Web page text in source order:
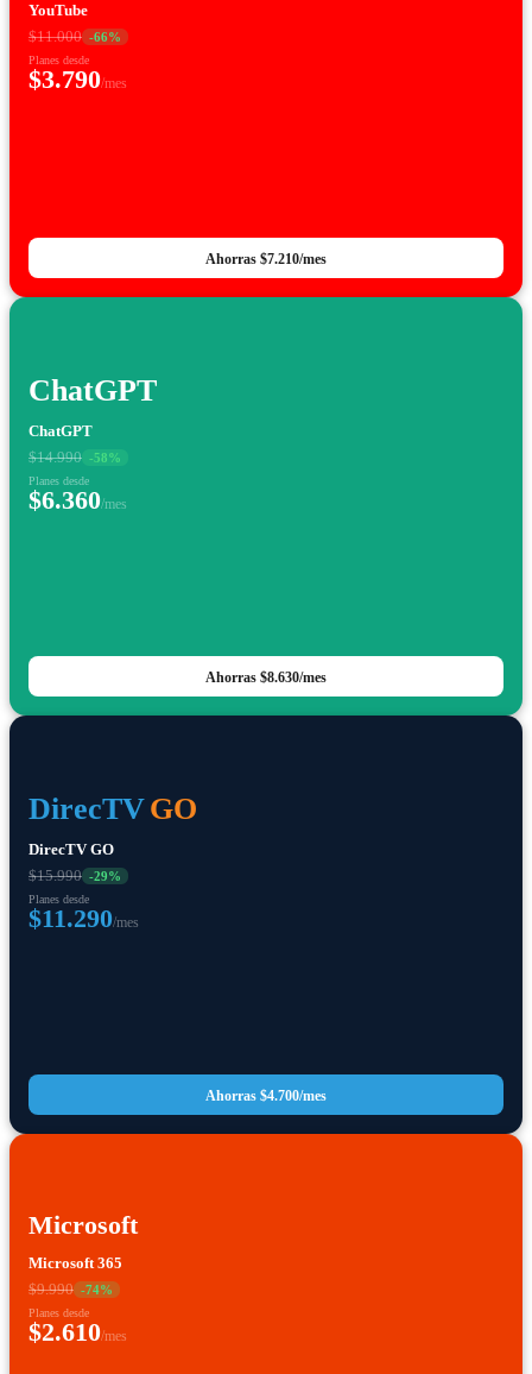
YouTube
$11.000 -66%
Planes desde
$3.790/mes
Ahorras $7.210/mes
ChatGPT
ChatGPT
$14.990 -58%
Planes desde
$6.360/mes
Ahorras $8.630/mes
DirecTVGO
DirecTV GO
$15.990 -29%
Planes desde
$11.290/mes
Ahorras $4.700/mes
Microsoft
Microsoft 365
$9.990 -74%
Planes desde
$2.610/mes